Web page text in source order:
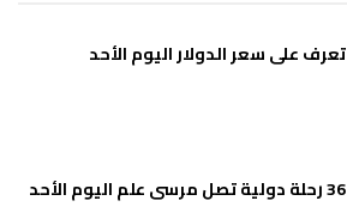
تعرف على سعر الدولار اليوم الأحد
36 رحلة دولية تصل مرسى علم اليوم الأحد